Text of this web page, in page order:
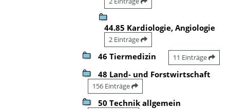
44.85 Kardiologie, Angiologie
2 Einträge
46 Tiermedizin 11 Einträge
48 Land- und Forstwirtschaft
156 Einträge
50 Technik allgemein